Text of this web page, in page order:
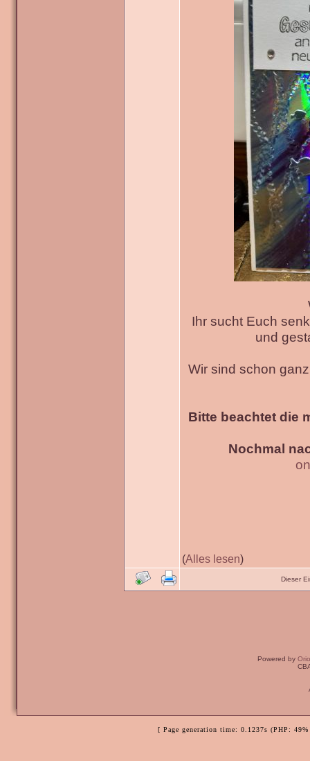
Ihr sucht Euch
und
Wir sind schon
Bitte beachtet die
Nochmal
(Alles lesen)
Dieser
Powered by
[ Page generation time: 0.1237s (PHP: